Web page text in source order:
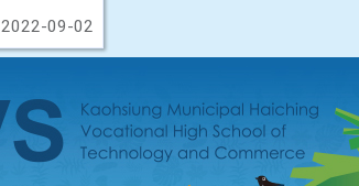
2022-09-02